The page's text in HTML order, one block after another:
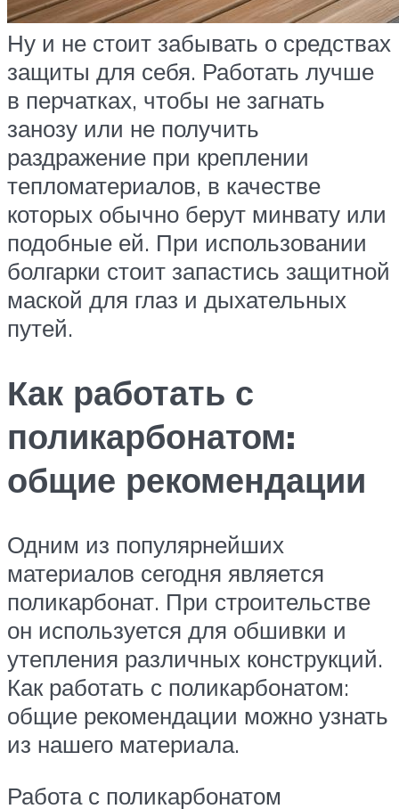
Ну и не стоит забывать о средствах
защиты для себя. Работать лучше
в перчатках, чтобы не загнать
занозу или не получить
раздражение при креплении
тепломатериалов, в качестве
которых обычно берут минвату или
подобные ей. При использовании
болгарки стоит запастись защитной
маской для глаз и дыхательных
путей.
Как работать с
поликарбонатом:
общие рекомендации
Одним из популярнейших
материалов сегодня является
поликарбонат. При строительстве
он используется для обшивки и
утепления различных конструкций.
Как работать с поликарбонатом:
общие рекомендации можно узнать
из нашего материала.
Работа с поликарбонатом